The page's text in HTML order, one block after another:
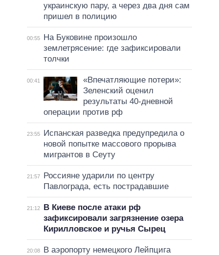
украинскую пару, а через два дня сам
пришел в полицию
00:55
На Буковине произошло
землетрясение: где зафиксировали
толчки
00:41
«Впечатляющие потери»:
Зеленский оценил
результаты 40-дневной
операции против рф
23:55
Испанская разведка предупредила о
новой попытке массового прорыва
мигрантов в Сеуту
21:57
Россияне ударили по центру
Павлограда, есть пострадавшие
21:12
В Киеве после атаки рф
зафиксировали загрязнение озера
Кирилловское и ручья Сырец
20:08
В аэропорту немецкого Лейпцига